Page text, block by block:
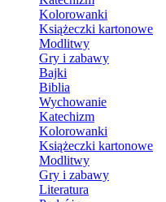
Kolorowanki
Książeczki kartonowe
Modlitwy
Gry i zabawy
Bajki
Biblia
Wychowanie
Katechizm
Kolorowanki
Książeczki kartonowe
Modlitwy
Gry i zabawy
Literatura